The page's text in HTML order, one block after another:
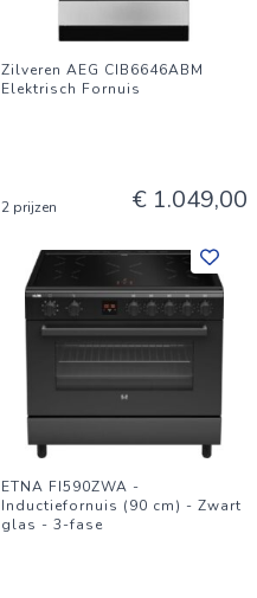
Zilveren AEG CIB6646ABM
Elektrisch Fornuis
2 prijzen € 1.049,00
ETNA FI590ZWA -
Inductiefornuis (90 cm) - Zwart
glas - 3-fase